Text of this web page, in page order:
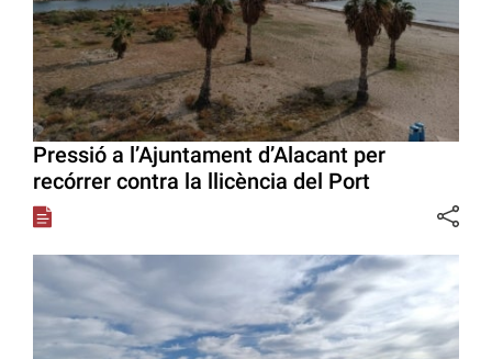
Pressió a l’Ajuntament d’Alacant per
recórrer contra la llicència del Port